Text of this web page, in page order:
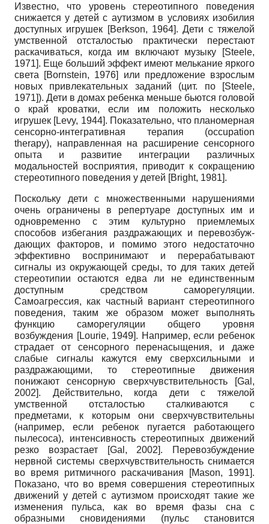
Известно, что уровень стереотипного поведения
снижается у детей с аутизмом в условиях изобилия
доступных игрушек [Berkson, 1964]. Дети с тяжелой
умственной отсталостью практически перестают
раскачиваться, когда им включают музыку
[Steele,
1971]. Еще больший эффект имеют мелькание яркого
света
[Bornstein, 1976]
или предложение взрослым
новых привлекательных заданий (цит. по
[Steele,
1971]). Дети в домах ребенка меньше бьются головой
о край кроватки, если им положить несколько
игрушек [Levy, 1944]. Показательно, что планомерная
сенсорно-интегративная терапия (occupation
therapy), направленная на расширение сенсорного
опыта и развитие интеграции различных
модальностей восприятия, приводит к сокращению
стереотипного поведения у детей [Bright, 1981].
Поскольку дети с множественными нарушениями
очень ограничены в репертуаре доступных им и
одновременно с этим культурно приемлемых
способов избегания раздражающих и перевозбуж­
дающих факторов, и помимо этого недостаточно
эффективно воспринимают и перерабатывают
сигналы из окружающей среды, то для таких детей
стереотипии остаются едва ли не единственным
доступным средством саморегуляции.
Самоагрессия, как частный вариант стереотипного
поведения, таким же образом может выполнять
функцию саморегуляции общего уровня
возбуждения [Lourie, 1949]. Например, если ребенок
страдает от сенсорного перенасыщения, и даже
слабые сигналы кажутся ему сверхсильными и
раздражающими, то стереотипные движения
понижают сенсорную сверхчувствительность
[Gal,
2002]. Действительно, когда дети с тяжелой
умственной отсталостью сталкиваются с
предметами, к которым они сверхчувствительны
(например, если ребенок пугается работающего
пылесоса), интенсивность стереотипных движений
резко возрастает
[Gal, 2002]. Перевозбуждение
нервной системы сверхчувствительность снимается
во время ритмичного раскачивания
[Mason, 1991].
Показано, что во время совершения стереотипных
движений у детей с аутизмом происходят такие же
изменения пульса, как во время фазы сна с
образными сновидениями (пульс становится